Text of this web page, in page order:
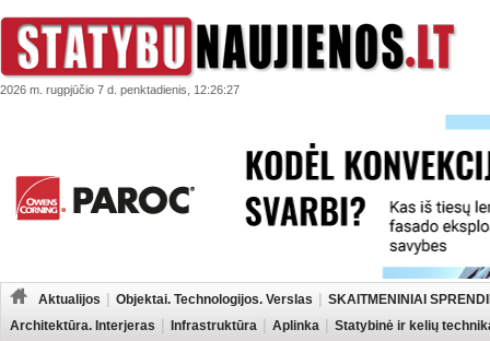
2026 m. rugpjūčio 7 d. penktadienis, 12:26:27
Aktualijos Objektai. Technologijos. Verslas
SKAITMENINIAI
Architektūra. Interjeras
Infrastruktūra Aplinka
Statybinė ir kelių